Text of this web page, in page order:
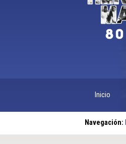
Inicio
Navegación: